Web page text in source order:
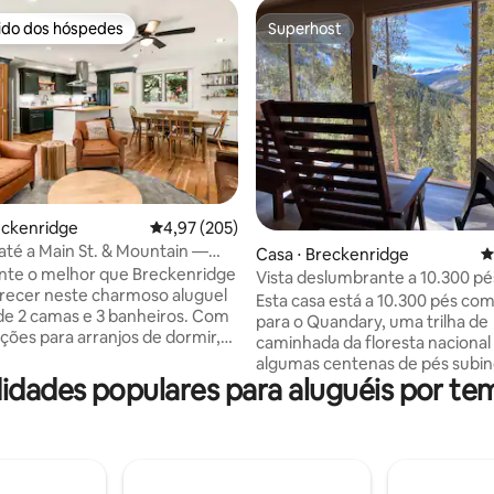
de 5, 175 avaliações
preferidos dos hóspedes
dos hóspedes
4,97 de uma avaliação média de 5, 205
4,97 (205)
a Main St. & Mountain —
banheira de hidromassagem
o melhor que Breckenridge
neste charmoso aluguel
2 camas e 3 banheiros. Com
para arranjos de dormir,
Localizada na cidade, lojas
ficam a um quarteirão de
Superhost
Superhost
Casa ⋅ Breckenridge
Vista deslumbrante a 10.300
camas/2 banheiros
Esta casa está a 10.300 pés
para o Quandary, uma trilha de
caminhada da floresta nacional
algumas centenas de pés
estrada (o ano todo).
experiência seja incrível com
chaleira Zojrushi para chá, jarra
populares para aluguéis por